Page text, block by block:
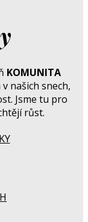
KOMUNITA
našich snech,
Jsme tu pro
růst.